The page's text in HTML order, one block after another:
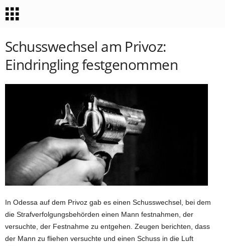
Schusswechsel am Privoz:
Eindringling festgenommen
In Odessa auf dem Privoz gab es einen Schusswechsel, bei dem
die Strafverfolgungsbehörden einen Mann festnahmen, der
versuchte, der Festnahme zu entgehen. Zeugen berichten, dass
der Mann zu fliehen versuchte und einen Schuss in die Luft